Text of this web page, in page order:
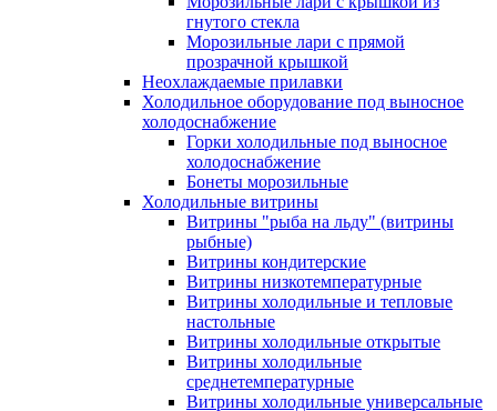
гнутого стекла
Морозильные лари с прямой
прозрачной крышкой
Неохлаждаемые прилавки
Холодильное оборудование под выносное
холодоснабжение
Горки холодильные под выносное
холодоснабжение
Бонеты морозильные
Холодильные витрины
Витрины "рыба на льду" (витрины
рыбные)
Витрины кондитерские
Витрины низкотемпературные
Витрины холодильные и тепловые
настольные
Витрины холодильные открытые
Витрины холодильные
среднетемпературные
Витрины холодильные универсальные